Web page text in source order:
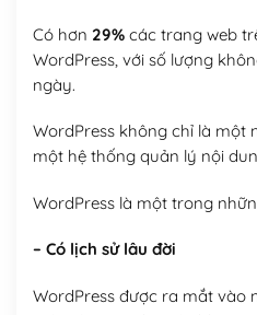
Có hơn 29%các trang web
WordPress, với số lượng
ngày.
WordPress không chỉ là một
một hệ thống quản lý nội
WordPress là một trong
– Có lịch sử lâu đời
WordPress được ra mắt vào